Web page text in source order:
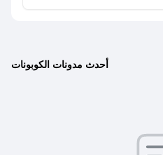
أحدث مدونات الكوبونات